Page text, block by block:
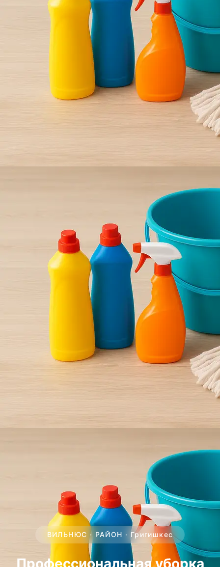
ВИЛЬНЮС · РАЙОН · Григишкес
Профессиональная уборка